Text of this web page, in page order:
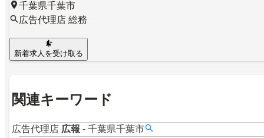
千葉県千葉市
広告代理店 総務
新着求人を受け取る
関連キーワード
広告代理店 広報 - 千葉県千葉市